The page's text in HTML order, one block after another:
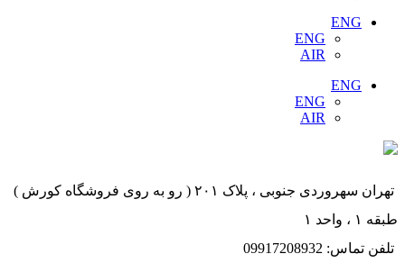
ENG
ENG
AIR
ENG
ENG
AIR
تهران سهروردی جنوبی ، پلاک ۲۰۱ ( رو به روی فروشگاه کورش )
طبقه ۱ ، واحد ۱
تلفن تماس: 09917208932